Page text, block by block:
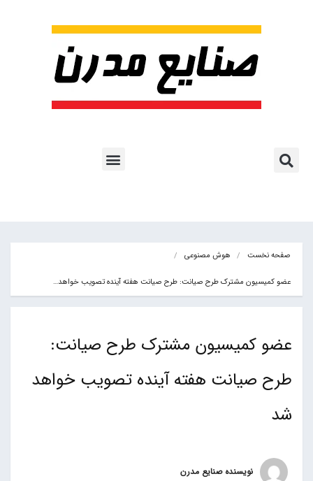
صفحه نخست هوش مصنوعی
عضو کمیسیون مشترک طرح صیانت: طرح صیانت هفته آینده تصویب خواهد…
عضو کمیسیون مشترک طرح صیانت:
طرح صیانت هفته آینده تصویب خواهد
شد
نویسنده صنایع مدرن